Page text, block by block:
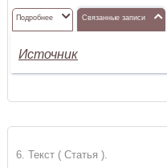
Подробнее Связанные записи
Источник
6. Текст ( Статья ).